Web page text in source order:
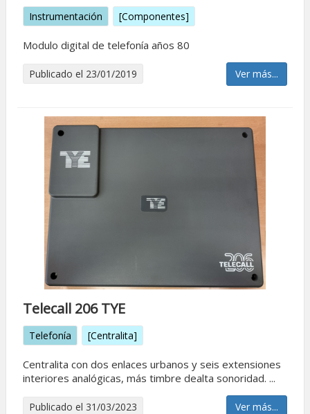
Instrumentación [Componentes]
Modulo digital de telefonía años 80
Publicado el 23/01/2019 Ver más...
Telecall 206 TYE
Telefonía [Centralita]
Centralita con dos enlaces urbanos y seis extensiones
interiores analógicas, más timbre dealta sonoridad. ...
Publicado el 31/03/2023 Ver más...